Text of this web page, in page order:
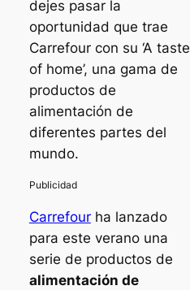
dejes pasar la
oportunidad que trae
Carrefour con su ‘A taste
of home’, una gama de
productos de
alimentación de
diferentes partes del
mundo.
Carrefourha lanzado
para este verano una
serie de productos de
alimentación de